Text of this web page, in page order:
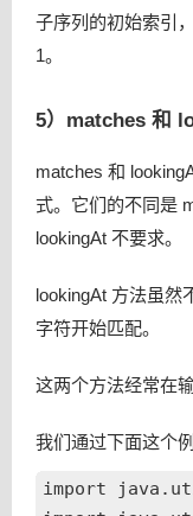
子序列的初始索引
1。
5）matches 和
matches 和
式。它们的不同是
lookingAt 不要求。
lookingAt 方法虽然
字符开始匹配。
这两个方法经常在
我们通过下面这个
import